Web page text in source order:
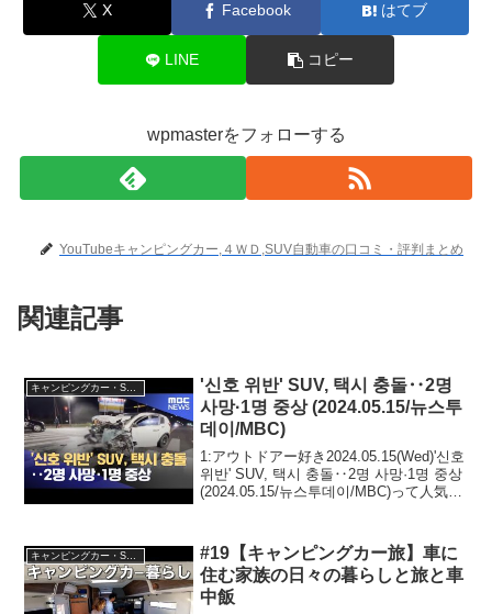
X Facebook はてブ
LINE コピー
wpmasterをフォローする
YouTubeキャンピングカー,４ＷＤ,SUV自動車の口コミ・評判まとめ
関連記事
キャンピングカー・SUV人気車種
'신호 위반' SUV, 택시 충돌‥2명
사망·1명 중상 (2024.05.15/뉴스투
데이/MBC)
1:アウトドアー好き2024.05.15(Wed)'신호
위반' SUV, 택시 충돌‥2명 사망·1명 중상
(2024.05.15/뉴스투데이/MBC)って人気で
#19【キャンピングカー旅】車に
住む家族の日々の暮らしと旅と車
中飯